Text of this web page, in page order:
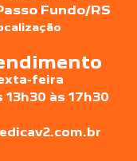
Fundo/RS
feira
13h30 às 17h30